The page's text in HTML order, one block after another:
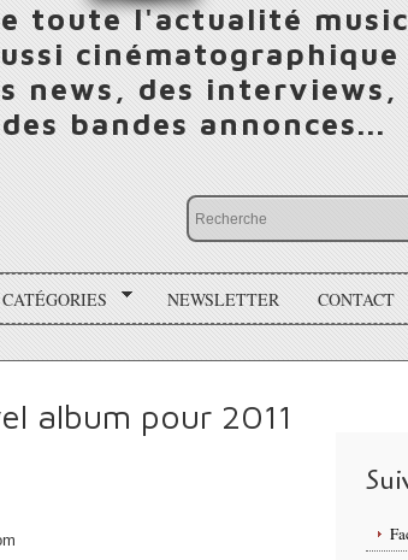
toute l'actualité
news, des interviews,
bandes annonces...
CATÉGORIES NEWSLETTER CONTACT
album pour 2011